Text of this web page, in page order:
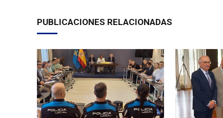
PUBLICACIONES RELACIONADAS